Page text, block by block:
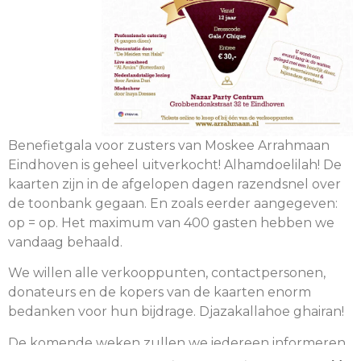
Benefietgala voor zusters van Moskee Arrahmaan
Eindhoven is geheel uitverkocht! Alhamdoelilah! De
kaarten zijn in de afgelopen dagen razendsnel over
de toonbank gegaan. En zoals eerder aangegeven:
op = op. Het maximum van 400 gasten hebben we
vandaag behaald.
We willen alle verkooppunten, contactpersonen,
donateurs en de kopers van de kaarten enorm
bedanken voor hun bijdrage. Djazakallahoe ghairan!
De komende weken zullen we iedereen informeren